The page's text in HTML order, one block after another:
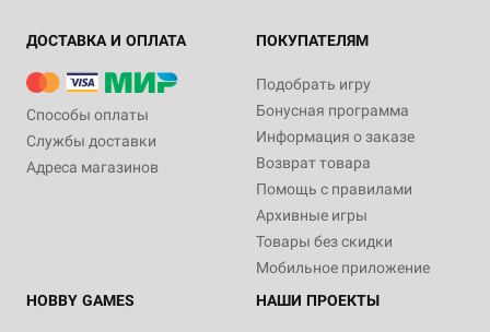
ДОСТАВКА И ОПЛАТА
Способы оплаты
Службы доставки
Адреса магазинов
ПОКУПАТЕЛЯМ
Подобрать игру
Бонусная программа
Информация о заказе
Возврат товара
Помощь с правилами
Архивные игры
Товары без скидки
Мобильное приложение
HOBBY GAMES
НАШИ ПРОЕКТЫ